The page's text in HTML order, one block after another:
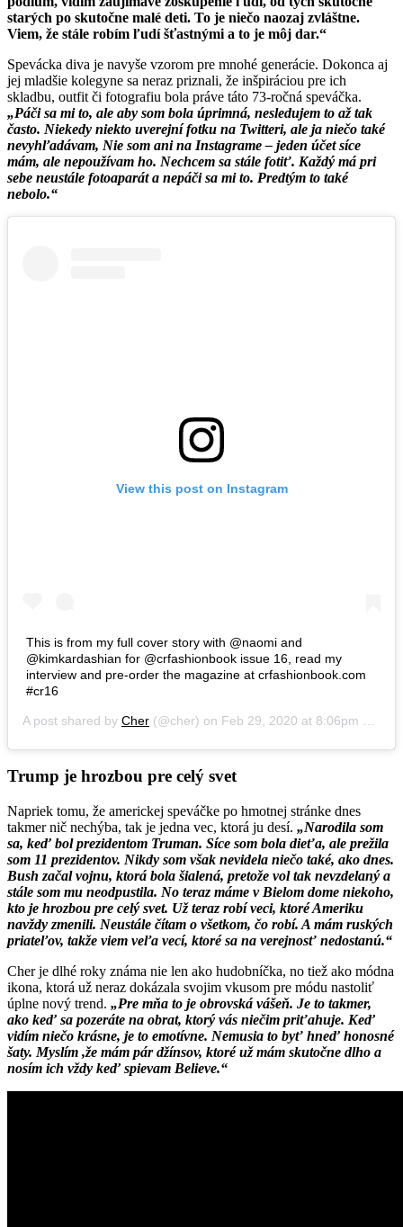
starých po skutočne malé deti. To je niečo naozaj zvláštne.
Viem, že stále robím ľudí šťastnými a to je môj dar.“
Spevácka diva je navyše vzorom pre mnohé generácie. Dokonca aj
jej mladšie kolegyne sa neraz priznali, že inšpiráciou pre ich
skladbu, outfit či fotografiu bola práve táto 73-ročná speváčka.
„Páči sa mi to, ale aby som bola úprimná, nesledujem to až tak
často. Niekedy niekto uverejní fotku na Twitteri, ale ja niečo také
nevyhľadávam, Nie som ani na Instagrame – jeden účet síce
mám, ale nepoužívam ho. Nechcem sa stále fotiť. Každý má pri
sebe neustále fotoaparát a nepáči sa mi to. Predtým to také
nebolo.“
View this post on Instagram
This is from my full cover story with @naomi and
@kimkardashian for @crfashionbook issue 16, read my
interview and pre-order the magazine at crfashionbook.com
#cr16
A post shared by Cher (@cher) on Feb 29, 2020 at 8:06pm PST
Trump je hrozbou pre celý svet
Napriek tomu, že americkej speváčke po hmotnej stránke dnes
takmer nič nechýba, tak je jedna vec, ktorá ju desí. „Narodila som
sa, keď bol prezidentom Truman. Síce som bola dieťa, ale prežila
som 11 prezidentov. Nikdy som však nevidela niečo také, ako dnes.
Bush začal vojnu, ktorá bola šialená, pretože vol tak nevzdelaný a
stále som mu neodpustila. No teraz máme v Bielom dome niekoho,
kto je hrozbou pre celý svet. Už teraz robí veci, ktoré Ameriku
navždy zmenili. Neustále čítam o všetkom, čo robí. A mám ruských
priateľov, takže viem veľa vecí, ktoré sa na verejnosť nedostanú.“
Cher je dlhé roky známa nie len ako hudobníčka, no tiež ako módna
ikona, ktorá už neraz dokázala svojim vkusom pre módu nastoliť
úplne nový trend. „Pre mňa to je obrovská vášeň. Je to takmer,
ako keď sa pozeráte na obrat, ktorý vás niečim priťahuje. Keď
vidím niečo krásne, je to emotívne. Nemusia to byť hneď honosné
šaty. Myslím ,že mám pár džínsov, ktoré už mám skutočne dlho a
nosím ich vždy keď spievam Believe.“